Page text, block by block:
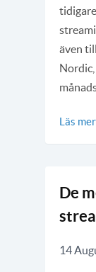
även
Läs mer
De
14